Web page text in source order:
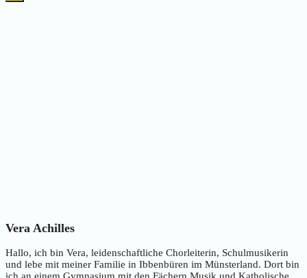
Vera Achilles
Hallo, ich bin Vera, leidenschaftliche Chorleiterin, Schulmusikerin
und lebe mit meiner Familie in Ibbenbüren im Münsterland. Dort bin